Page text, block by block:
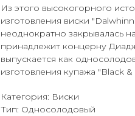
Из этого высокогорного
изготовления виски
неоднократно закрывалась
принадлежит концерну
выпускается как
изготовления купажа "Black &
Категория: Виски
Тип: Односолодовый